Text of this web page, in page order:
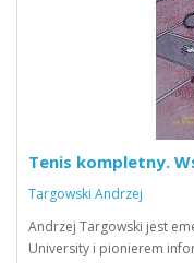
Tenis kompletny.
Targowski Andrzej
Andrzej Targowski jest
University i pionierem